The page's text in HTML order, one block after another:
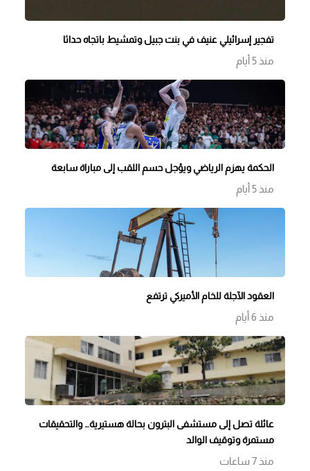
تفجير إسرائيلي عنيف في بنت جبيل وتمشيط باتجاه حداثا
منذ 5 أيام
الحكمة يهزم الرياضي ويؤجل حسم اللقب إلى مباراة سابعة
منذ 5 أيام
العقود الآجلة للخام الأميركي ترتفع
منذ 6 أيام
عائلة تصل إلى مستشفى البترون بحالة هستيرية… والتحقيقات
مستمرة وتوقيف الوالد
منذ 7 ساعات